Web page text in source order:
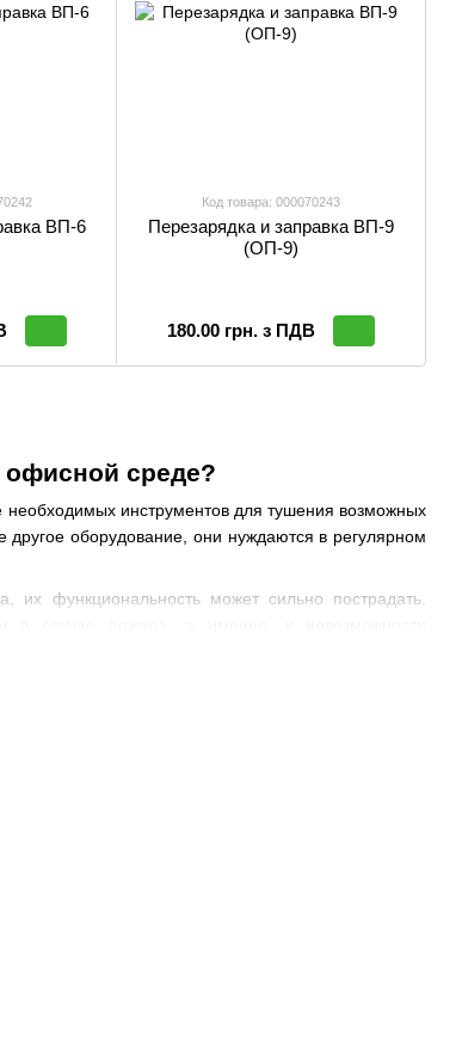
офисной среде?
инструментов для тушения возможных
оборудование, они нуждаются в регулярном
их функциональность может сильно пострадать.
ВП-6
Код товара: 000070243
Перезарядка и заправка ВП-9
(ОП-9)
180.00 грн. з ПДВ